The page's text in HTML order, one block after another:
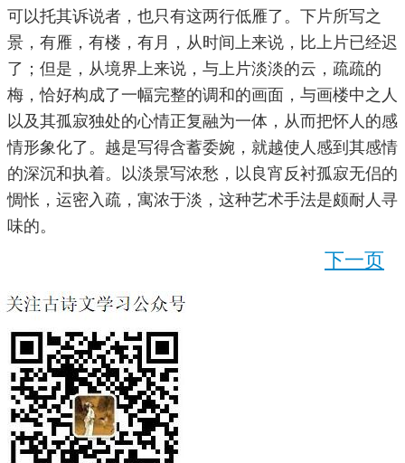
可以托其诉说者，也只有这两行低雁了。下片所写之
景，有雁，有楼，有月，从时间上来说，比上片已经迟
了；但是，从境界上来说，与上片淡淡的云，疏疏的
梅，恰好构成了一幅完整的调和的画面，与画楼中之人
以及其孤寂独处的心情正复融为一体，从而把怀人的感
情形象化了。越是写得含蓄委婉，就越使人感到其感情
的深沉和执着。以淡景写浓愁，以良宵反衬孤寂无侣的
惆怅，运密入疏，寓浓于淡，这种艺术手法是颇耐人寻
味的。
下一页